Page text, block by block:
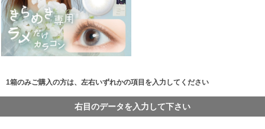
1箱のみご購入の方は、左右いずれかの項目を入力してください
右目のデータを入力して下さい